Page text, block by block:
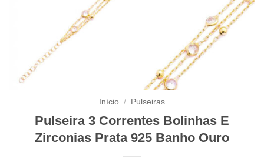
Início / Pulseiras
Pulseira 3 Correntes Bolinhas E
Zirconias Prata 925 Banho Ouro